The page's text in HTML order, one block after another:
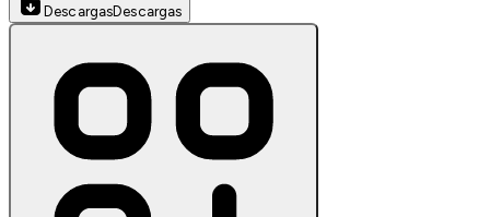
DescargasDescargas